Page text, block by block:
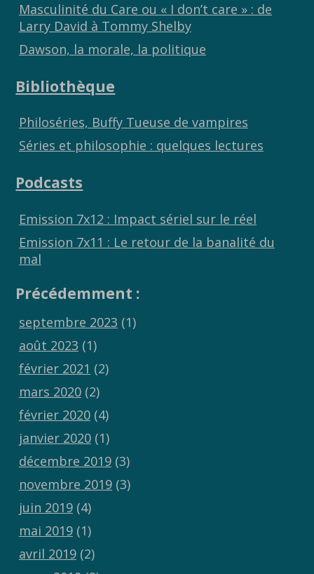
Masculinité du Care ou « I don’t care » : de
Larry David à Tommy Shelby
Dawson, la morale, la politique
Bibliothèque
Philoséries, Buffy Tueuse de vampires
Séries et philosophie : quelques lectures
Podcasts
Emission 7x12 : Impact sériel sur le réel
Emission 7x11 : Le retour de la banalité du
mal
Précédemment :
septembre 2023 (1)
août 2023 (1)
février 2021 (2)
mars 2020(2)
février 2020(4)
janvier 2020(1)
décembre 2019(3)
novembre 2019(3)
juin 2019(4)
mai 2019(1)
avril 2019(2)